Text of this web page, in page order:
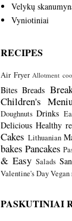
Velykų
Vyniotiniai
RECIPES
Air Fryer Allotment
Bites Breads
Children's
Doughnuts Drinks
Delicious Healthy
Cakes Lithuanian
bakes Pancakes
& Easy Salads
Valentine's DayVegan
PASKUTINIAI